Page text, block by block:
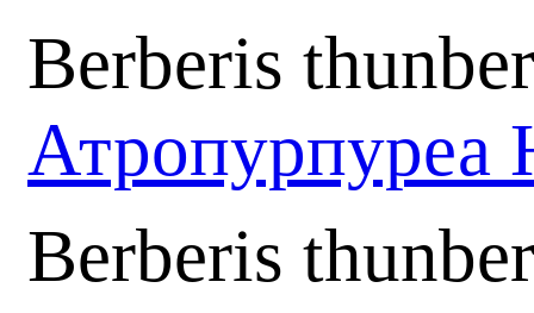
Berberis
Атропурпуреа
Berberis